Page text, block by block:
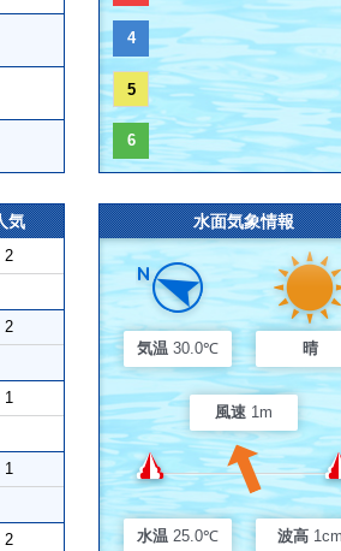
4
5
6
気
2
2
1
1
2
水面気象情報
気温 30.0℃ 晴
風速 1m
水温 25.0℃ 波高 1cm